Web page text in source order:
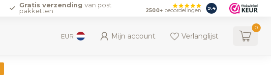
Gratis verzending van post
pakketten
2500+ beoordelingen 9.4
EUR Mijn account Verlanglijst
0